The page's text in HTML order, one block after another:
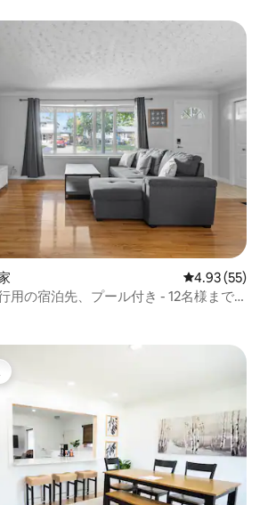
レビュー55
4.93 (55)
用の宿泊先、プール付き - 12名様まで
イスです。